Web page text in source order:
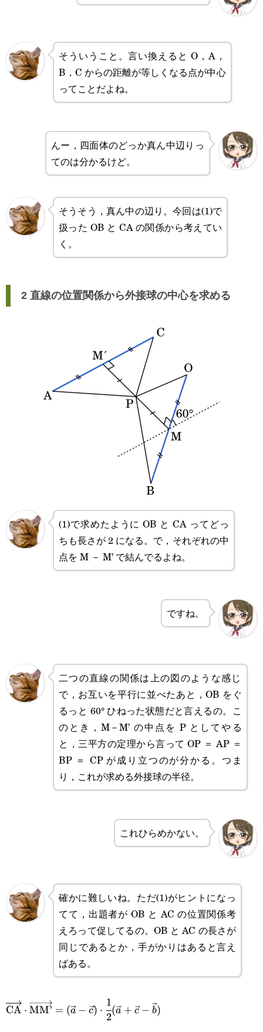
そういうこと。言い換えると O，A，
B，C からの距離が等しくなる点が中心
ってことだよね。
んー，四面体のどっか真ん中辺りっ
てのは分かるけど。
そうそう，真ん中の辺り。今回は(1)で
扱った OB と CA の関係から考えてい
く。
2 直線の位置関係から外接球の中心を求める
(1)で求めたように OB と CA ってどっ
ちも長さが 2 になる。で，それぞれの中
点を M － M’ で結んでるよね。
ですね。
二つの直線の関係は上の図のような感じ
で，お互いを平行に並べたあと，OB をぐ
るっと 60° ひねった状態だと言えるの。こ
のとき，M－M’ の中点を P としてやる
と，三平方の定理から言って OP ＝ AP ＝
BP ＝ CP が成り立つのが分かる。つま
り，これが求める外接球の半径。
これひらめかない。
確かに難しいね。ただ(1)がヒントになっ
てて，出題者が OB と AC の位置関係考
えろって促してるの。OB と AC の長さが
同じであるとか，手がかりはあると言え
ばある。
(\vec{a}-
CA ⋅ MM’ = (a − c) ⋅
2
1
(a + c − b)